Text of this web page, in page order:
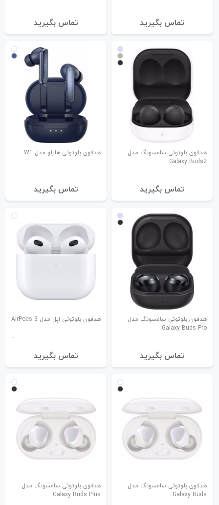
تماس بگیرید تماس بگیرید
هدفون بلوتوثی سامسونگ مدل
Galaxy Buds2
تماس بگیرید
هدفون بلوتوثی هایلو مدل W1
تماس بگیرید
هدفون بلوتوثی سامسونگ مدل
Galaxy Buds Pro
تماس بگیرید
هدفون بلوتوثی اپل مدل 3 AirPods
تماس بگیرید
هدفون بلوتوثی سامسونگ مدل
Galaxy Buds
هدفون بلوتوثی سامسونگ مدل
Galaxy Buds Plus